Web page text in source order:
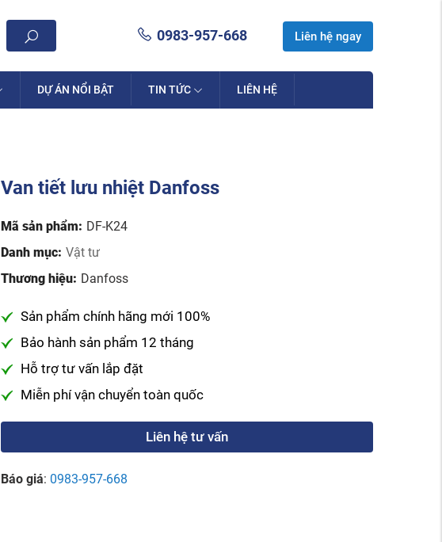
0983-957-668 Liên hệ ngay
DỰ ÁN NỔI BẬT TIN TỨC LIÊN HỆ
Van tiết lưu nhiệt Danfoss
Mã sản phẩm: DF-K24
Danh mục: Vật tư
Thương hiệu: Danfoss
Sản phẩm chính hãng mới 100%
Bảo hành sản phẩm 12 tháng
Hỗ trợ tư vấn lắp đặt
Miễn phí vận chuyển toàn quốc
Liên hệ tư vấn
Báo giá: 0983-957-668